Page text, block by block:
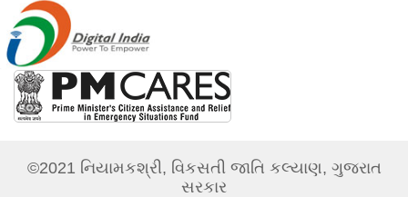
©2021 નિયામકશ્રી, વિકસતી જાતિ કલ્યાણ, ગુજરાત
સરકાર